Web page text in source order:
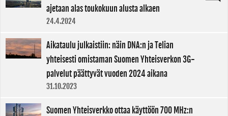
ajetaan alas toukokuun alusta alkaen
24.4.2024
Aikataulu julkaistiin: näin DNA:n ja Telian
yhteisesti omistaman Suomen Yhteisverkon 3G-
palvelut päättyvät vuoden 2024 aikana
31.10.2023
Suomen Yhteisverkko ottaa käyttöön 700 MHz:n